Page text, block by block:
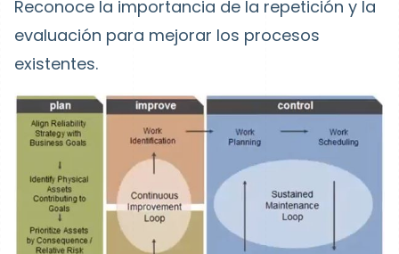
Reconoce la importancia de la repetición y la
evaluación para mejorar los procesos
existentes.